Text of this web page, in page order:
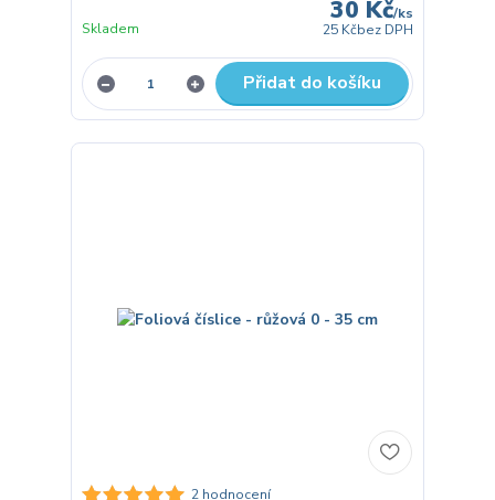
30 Kč/ks
25 Kčbez DPH
Skladem
Přidat do košíku
2 hodnocení